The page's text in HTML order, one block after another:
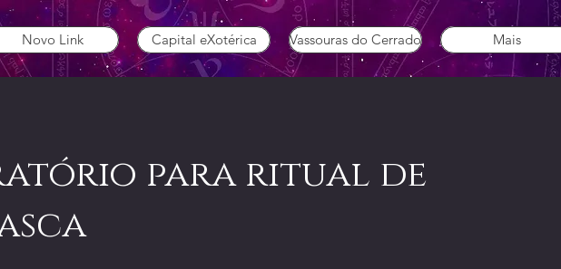
Novo Link Capital eXotérica Vassouras do Cerrado Mais
para ritual de